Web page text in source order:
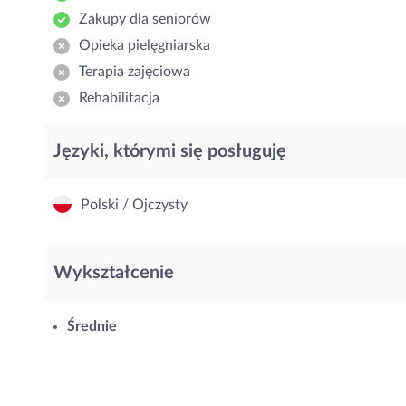
Zakupy dla seniorów
Opieka pielęgniarska
Terapia zajęciowa
Rehabilitacja
Języki, którymi się posługuję
Polski / Ojczysty
Wykształcenie
Średnie